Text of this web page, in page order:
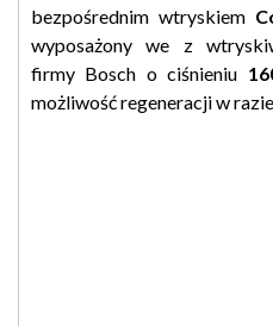
bezpośrednim wtryskiem
wyposażony we z
firmy Bosch o ciśnieniu
możliwość regeneracji w